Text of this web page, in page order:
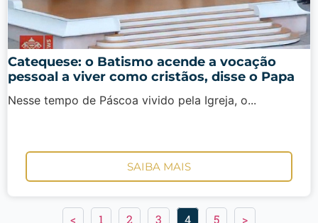
Catequese: o Batismo acende a vocação
pessoal a viver como cristãos, disse o Papa
Nesse tempo de Páscoa vivido pela Igreja, o...
SAIBA MAIS
< 1 2 3 4 5 >